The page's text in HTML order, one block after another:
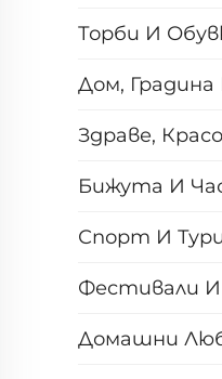
Торби И
Дом,
Здраве,
Бижута И
Спорт И
Фестивали
Домашни